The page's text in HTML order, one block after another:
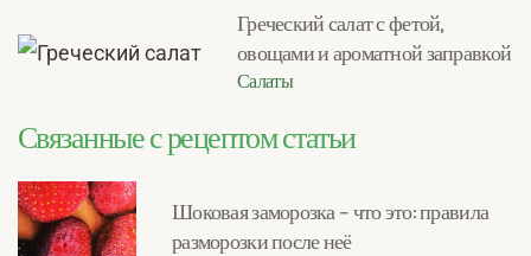
Греческий салат с фетой,
овощами и ароматной заправкой
Салаты
Связанные с рецептом статьи
Шоковая заморозка – что это: правила
разморозки после неё